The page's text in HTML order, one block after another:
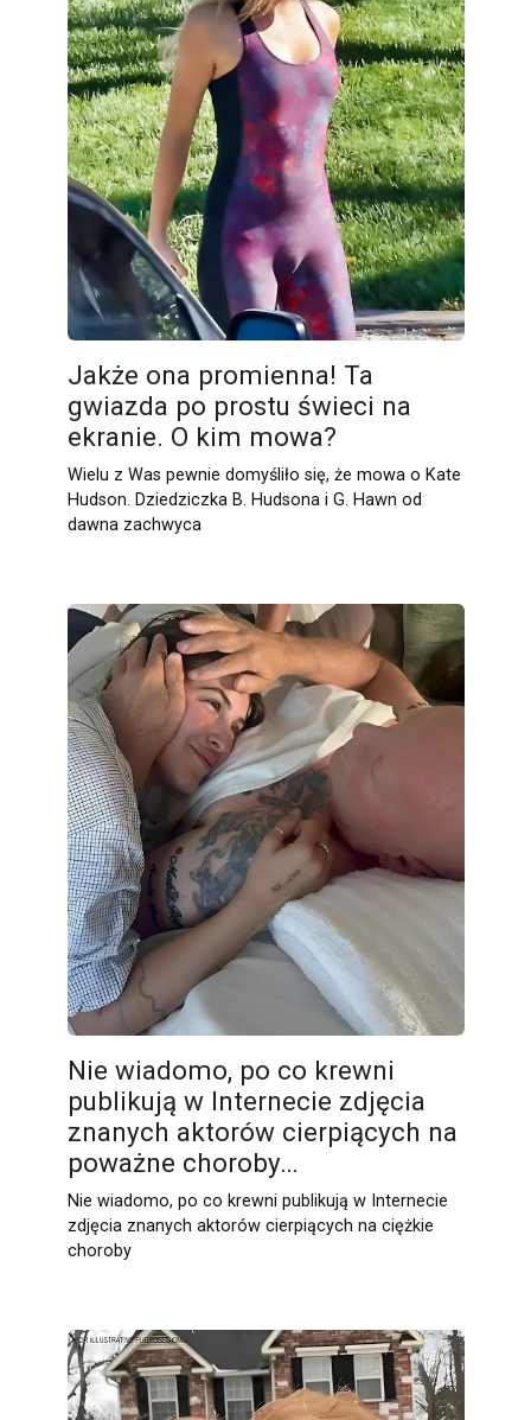
Jakże ona promienna! Ta
gwiazda po prostu świeci na
ekranie. O kim mowa?
Wielu z Was pewnie domyśliło się, że mowa o Kate
Hudson. Dziedziczka B. Hudsona i G. Hawn od
dawna zachwyca
Nie wiadomo, po co krewni
publikują w Internecie zdjęcia
znanych aktorów cierpiących na
poważne choroby…
Nie wiadomo, po co krewni publikują w Internecie
zdjęcia znanych aktorów cierpiących na ciężkie
choroby